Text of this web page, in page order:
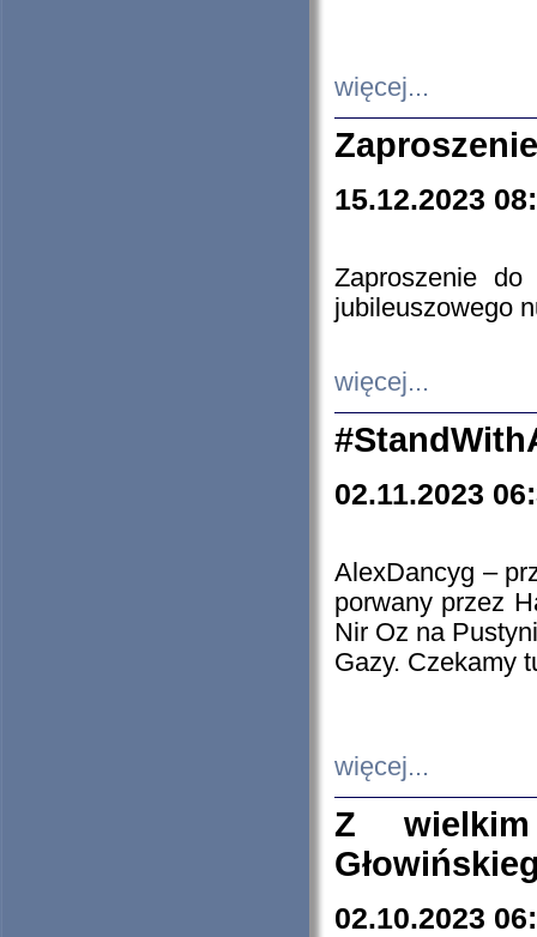
więcej...
15.12.2023
Zaproszenie do
jubileuszowego
więcej...
02.11.2023
AlexDancyg –
porwany przez
Nir Oz na
Gazy. Czekamy
więcej...
Z
02.10.2023